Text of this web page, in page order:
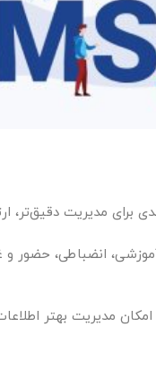
مدیریت دقیق‌تر،
انضباطی، حضور
مدیریت بهتر